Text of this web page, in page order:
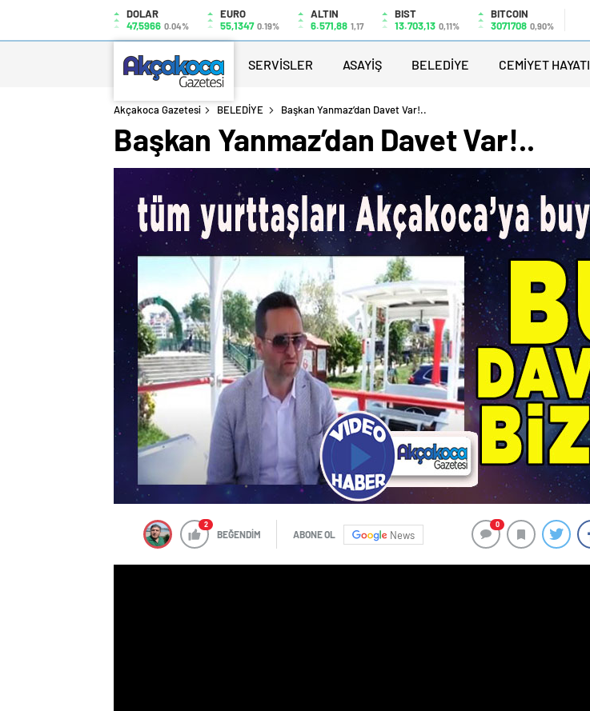
DOLAR
47,5966 0.04%
EURO
55,1347 0.19%
ALTIN
6.571,88 1,17
BIST
13.703,13 0,11%
BITCOIN
3071708 0,90%
SERVİSLER ASAYİŞ BELEDİYE CEMİYET HAYATI
Akçakoca Gazetesi BELEDİYE Başkan Yanmaz’dan Davet Var!..
Başkan Yanmaz’dan Davet Var!..
2
BEĞENDİM ABONE OL News
0